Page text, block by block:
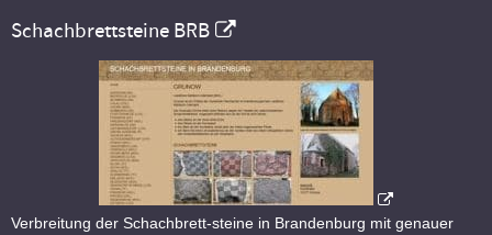
Schachbrettsteine BRB
Verbreitung der Schachbrett-steine in Brandenburg mit genauer